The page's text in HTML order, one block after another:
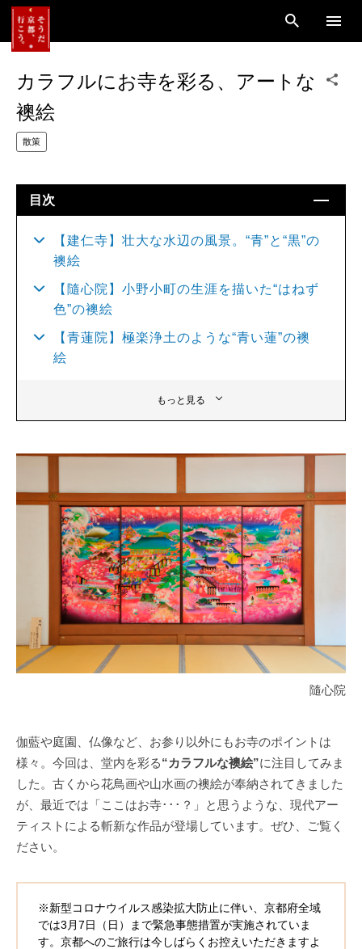
カラフルにお寺を彩る、アートな
襖絵
散策
目次
【建仁寺】壮大な水辺の風景。“青”と“黒”の
襖絵
【隨心院】小野小町の生涯を描いた“はねず
色”の襖絵
【青蓮院】極楽浄土のような“青い蓮”の襖
絵
もっと見る
隨心院
伽藍や庭園、仏像など、お参り以外にもお寺のポイントは
様々。今回は、堂内を彩る“カラフルな襖絵”に注目してみま
した。古くから花鳥画や山水画の襖絵が奉納されてきました
が、最近では「ここはお寺･･･？」と思うような、現代アー
ティストによる斬新な作品が登場しています。ぜひ、ご覧く
ださい。
※新型コロナウイルス感染拡大防止に伴い、京都府全域
では3月7日（日）まで緊急事態措置が実施されていま
す。京都へのご旅行は今しばらくお控えいただきますよ